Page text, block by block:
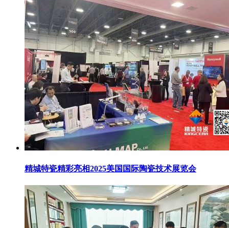
精城特瓷精彩亮相2025美国国际陶瓷技术展览会